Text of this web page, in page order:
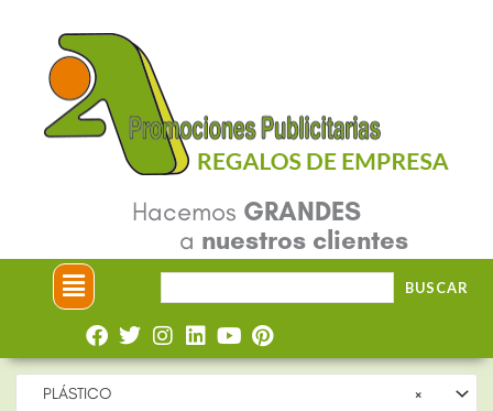
contenido
Hacemos GRANDES
a nuestros clientes
Menú BUSCAR
×
PLÁSTICO